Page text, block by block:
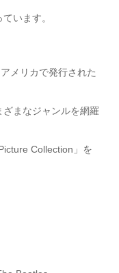
います。
メリカで発行された
まなジャンルを網羅
Collection」を